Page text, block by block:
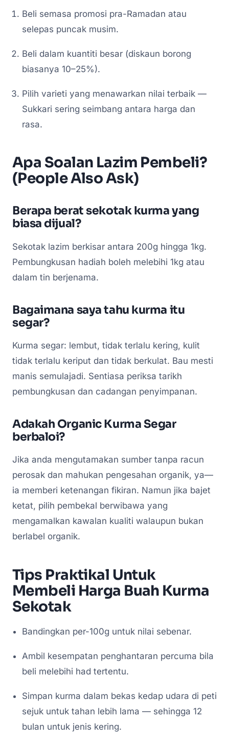
Beli semasa promosi pra-Ramadan atau
selepas puncak musim.
Beli dalam kuantiti besar (diskaun borong
biasanya 10–25%).
Pilih varieti yang menawarkan nilai terbaik —
Sukkari sering seimbang antara harga dan
rasa.
Apa Soalan Lazim Pembeli?
(People Also Ask)
Berapa berat sekotak kurma yang
biasa dijual?
Sekotak lazim berkisar antara 200g hingga 1kg.
Pembungkusan hadiah boleh melebihi 1kg atau
dalam tin berjenama.
Bagaimana saya tahu kurma itu
segar?
Kurma segar: lembut, tidak terlalu kering, kulit
tidak terlalu keriput dan tidak berkulat. Bau mesti
manis semulajadi. Sentiasa periksa tarikh
pembungkusan dan cadangan penyimpanan.
Adakah Organic Kurma Segar
berbaloi?
Jika anda mengutamakan sumber tanpa racun
perosak dan mahukan pengesahan organik, ya—
ia memberi ketenangan fikiran. Namun jika bajet
ketat, pilih pembekal berwibawa yang
mengamalkan kawalan kualiti walaupun bukan
berlabel organik.
Tips Praktikal Untuk
Membeli Harga Buah Kurma
Sekotak
Bandingkan per-100g untuk nilai sebenar.
Ambil kesempatan penghantaran percuma bila
beli melebihi had tertentu.
Simpan kurma dalam bekas kedap udara di peti
sejuk untuk tahan lebih lama — sehingga 12
bulan untuk jenis kering.